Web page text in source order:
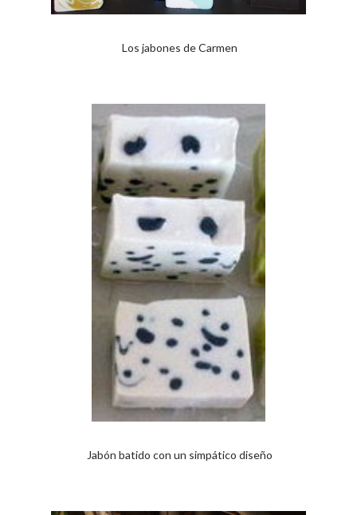
Los jabones de Carmen
Jabón batido con un simpático diseño